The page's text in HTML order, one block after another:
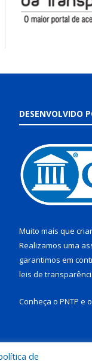
DESENVOLVIDO
Muito mais que
Realizamos uma
garantimos em
leis de
Conheça o PNTP e o
de